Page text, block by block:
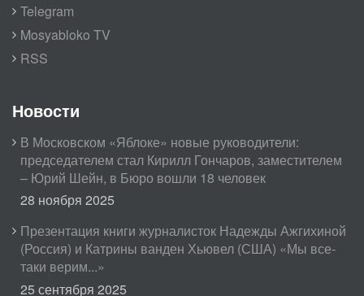
Telegram
Mosyabloko TV
RSS
Новости
В Московском «Яблоке» новые руководители:
председателем стал Кирилл Гончаров, заместителем
– Юрий Шейн, в Бюро вошли 18 человек
28 ноября 2025
Презентация книги журналисток Надежды Ажгихиной
(Россия) и Катрины ванден Хьювел (США) «Мы все-
таки верим...»
25 сентября 2025